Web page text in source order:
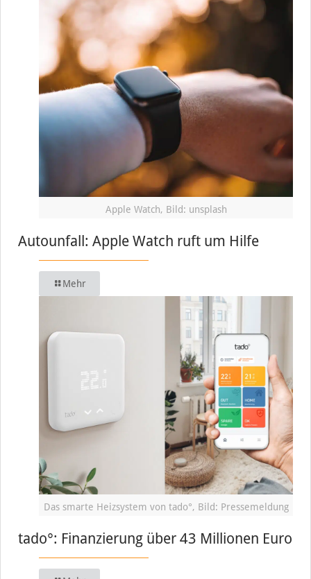
Apple Watch, Bild: unsplash
Autounfall: Apple Watch ruft um Hilfe
Mehr
Das smarte Heizsystem von tado°, Bild: Pressemeldung
tado°: Finanzierung über 43 Millionen Euro